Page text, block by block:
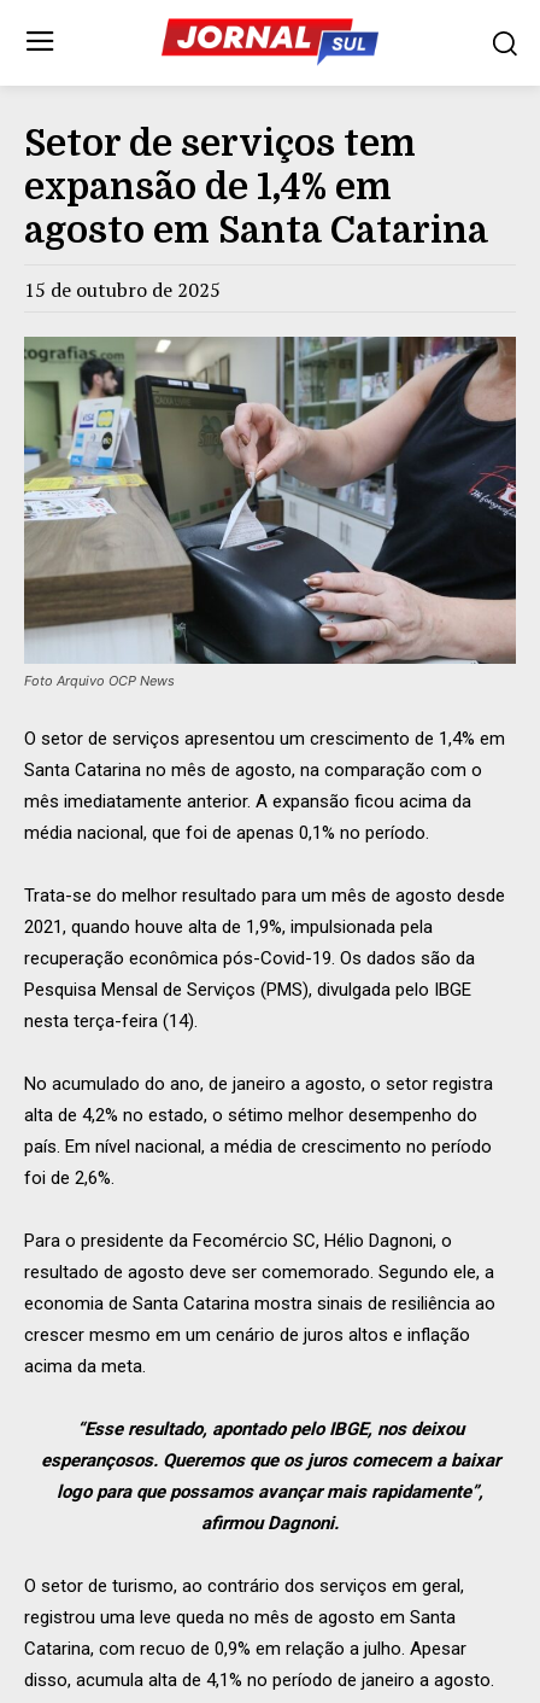
Setor de serviços tem
expansão de 1,4% em
agosto em Santa Catarina
15 de outubro de 2025
Foto Arquivo OCP News
O setor de serviços apresentou um crescimento de 1,4% em
Santa Catarina no mês de agosto, na comparação com o
mês imediatamente anterior. A expansão ficou acima da
média nacional, que foi de apenas 0,1% no período.
Trata-se do melhor resultado para um mês de agosto desde
2021, quando houve alta de 1,9%, impulsionada pela
recuperação econômica pós-Covid-19. Os dados são da
Pesquisa Mensal de Serviços (PMS), divulgada pelo IBGE
nesta terça-feira (14).
No acumulado do ano, de janeiro a agosto, o setor registra
alta de 4,2% no estado, o sétimo melhor desempenho do
país. Em nível nacional, a média de crescimento no período
foi de 2,6%.
Para o presidente da Fecomércio SC, Hélio Dagnoni, o
resultado de agosto deve ser comemorado. Segundo ele, a
economia de Santa Catarina mostra sinais de resiliência ao
crescer mesmo em um cenário de juros altos e inflação
acima da meta.
“Esse resultado, apontado pelo IBGE, nos deixou
esperançosos. Queremos que os juros comecem a baixar
logo para que possamos avançar mais rapidamente”,
afirmou Dagnoni.
O setor de turismo, ao contrário dos serviços em geral,
registrou uma leve queda no mês de agosto em Santa
Catarina, com recuo de 0,9% em relação a julho. Apesar
disso, acumula alta de 4,1% no período de janeiro a agosto.